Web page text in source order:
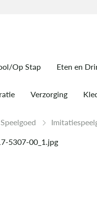
Op Stap Eten en
Verzorging
Speelgoed